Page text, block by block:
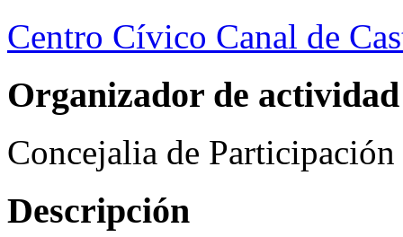
Centro Cívico Canal de
Organizador de actividad
Concejalia de
Descripción